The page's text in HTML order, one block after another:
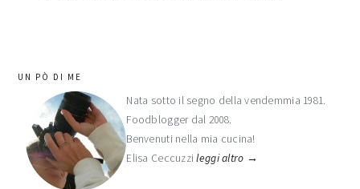
barra
laterale
primaria
UN PÒ DI ME
Nata sotto il segno della vendemmia 1981.
Foodblogger dal 2008.
Benvenuti nella mia cucina!
Elisa Ceccuzzileggi altro →